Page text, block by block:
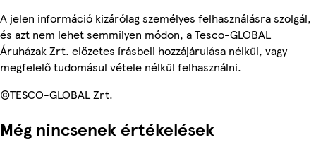
A jelen információ kizárólag személyes felhasználásra szolgál,
és azt nem lehet semmilyen módon, a Tesco-GLOBAL
Áruházak Zrt. előzetes írásbeli hozzájárulása nélkül, vagy
megfelelő tudomásul vétele nélkül felhasználni.
©TESCO-GLOBAL Zrt.
Még nincsenek értékelések